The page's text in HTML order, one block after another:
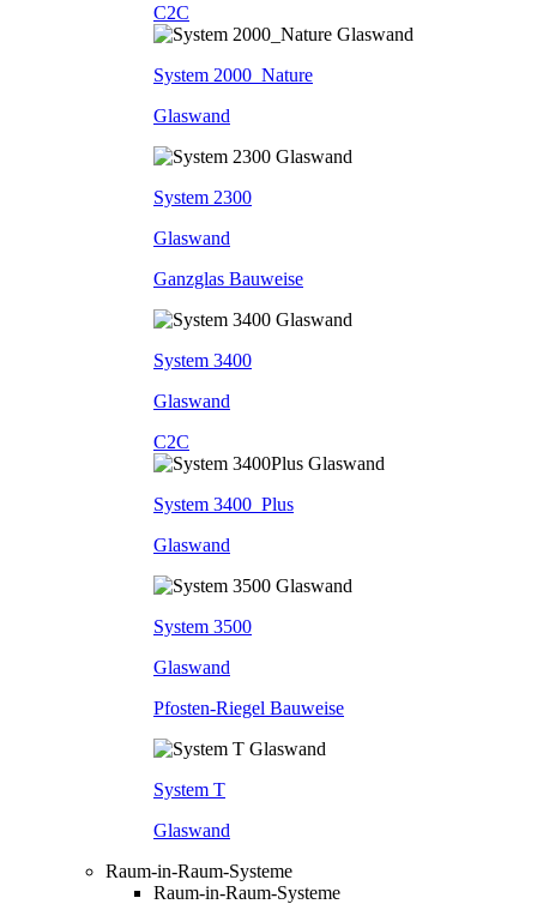
C2C
System 2000_Nature
Glaswand
System 2300
Glaswand
Ganzglas Bauweise
System 3400
Glaswand
C2C
System 3400_Plus
Glaswand
System 3500
Glaswand
Pfosten-Riegel Bauweise
System T
Glaswand
Raum-in-Raum-Systeme
Raum-in-Raum-Systeme